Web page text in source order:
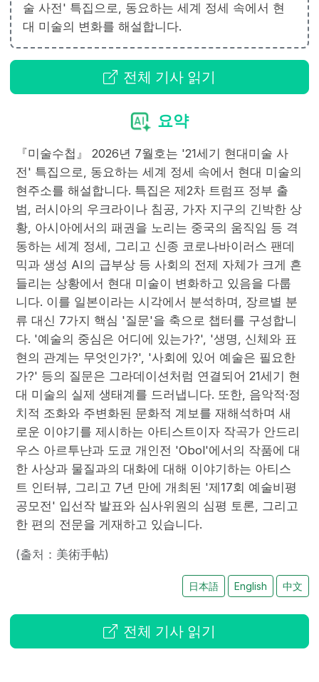
술 사전' 특집으로, 동요하는 세계 정세 속에서 현
대 미술의 변화를 해설합니다.
전체 기사 읽기
요약
『미술수첩』 2026년 7월호는 '21세기 현대미술 사
전' 특집으로, 동요하는 세계 정세 속에서 현대 미술의
현주소를 해설합니다. 특집은 제2차 트럼프 정부 출
범, 러시아의 우크라이나 침공, 가자 지구의 긴박한 상
황, 아시아에서의 패권을 노리는 중국의 움직임 등 격
동하는 세계 정세, 그리고 신종 코로나바이러스 팬데
믹과 생성 AI의 급부상 등 사회의 전제 자체가 크게 흔
들리는 상황에서 현대 미술이 변화하고 있음을 다룹
니다. 이를 일본이라는 시각에서 분석하며, 장르별 분
류 대신 7가지 핵심 '질문'을 축으로 챕터를 구성합니
다. '예술의 중심은 어디에 있는가?', '생명, 신체와 표
현의 관계는 무엇인가?', '사회에 있어 예술은 필요한
가?' 등의 질문은 그라데이션처럼 연결되어 21세기 현
대 미술의 실제 생태계를 드러냅니다. 또한, 음악적·정
치적 조화와 주변화된 문화적 계보를 재해석하며 새
로운 이야기를 제시하는 아티스트이자 작곡가 안드리
우스 아르투냔과 도쿄 개인전 'Obol'에서의 작품에 대
한 사상과 물질과의 대화에 대해 이야기하는 아티스
트 인터뷰, 그리고 7년 만에 개최된 '제17회 예술비평
공모전' 입선작 발표와 심사위원의 심평 토론, 그리고
한 편의 전문을 게재하고 있습니다.
(출처：美術手帖)
日本語 English 中文
전체 기사 읽기